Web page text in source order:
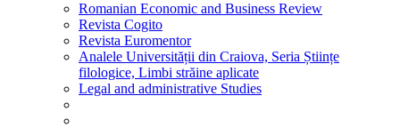
Romanian Economic and Business Review
Revista Cogito
Revista Euromentor
Analele Universității din Craiova, Seria Științe
filologice, Limbi străine aplicate
Legal and administrative Studies